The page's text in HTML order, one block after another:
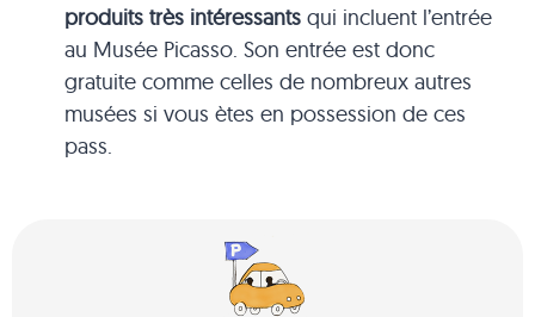
produits très intéressantsqui incluent l’entrée
au Musée Picasso. Son entrée est donc
gratuite comme celles de nombreux autres
musées si vous ètes en possession de ces
pass.